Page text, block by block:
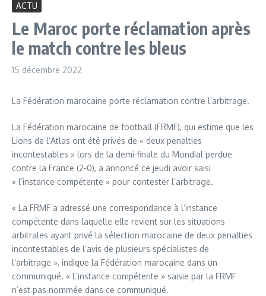
ACTU
Le Maroc porte réclamation après
le match contre les bleus
15 décembre 2022
La Fédération marocaine porte réclamation contre l’arbitrage.
La Fédération marocaine de football (FRMF), qui estime que les
Lions de l’Atlas ont été privés de « deux penalties
incontestables » lors de la demi-finale du Mondial perdue
contre la France (2-0), a annoncé ce jeudi avoir saisi
« l’instance compétente » pour contester l’arbitrage.
« La FRMF a adressé une correspondance à l’instance
compétente dans laquelle elle revient sur les situations
arbitrales ayant privé la sélection marocaine de deux penalties
incontestables de l’avis de plusieurs spécialistes de
l’arbitrage », indique la Fédération marocaine dans un
communiqué. « L’instance compétente » saisie par la FRMF
n’est pas nommée dans ce communiqué.